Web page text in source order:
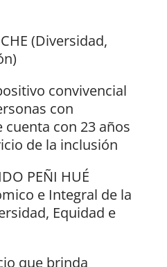
(Diversidad,
convivencial
con
cuenta con 23 años
de la inclusión
PEÑI HUÉ
e Integral de la
Equidad e
que brinda